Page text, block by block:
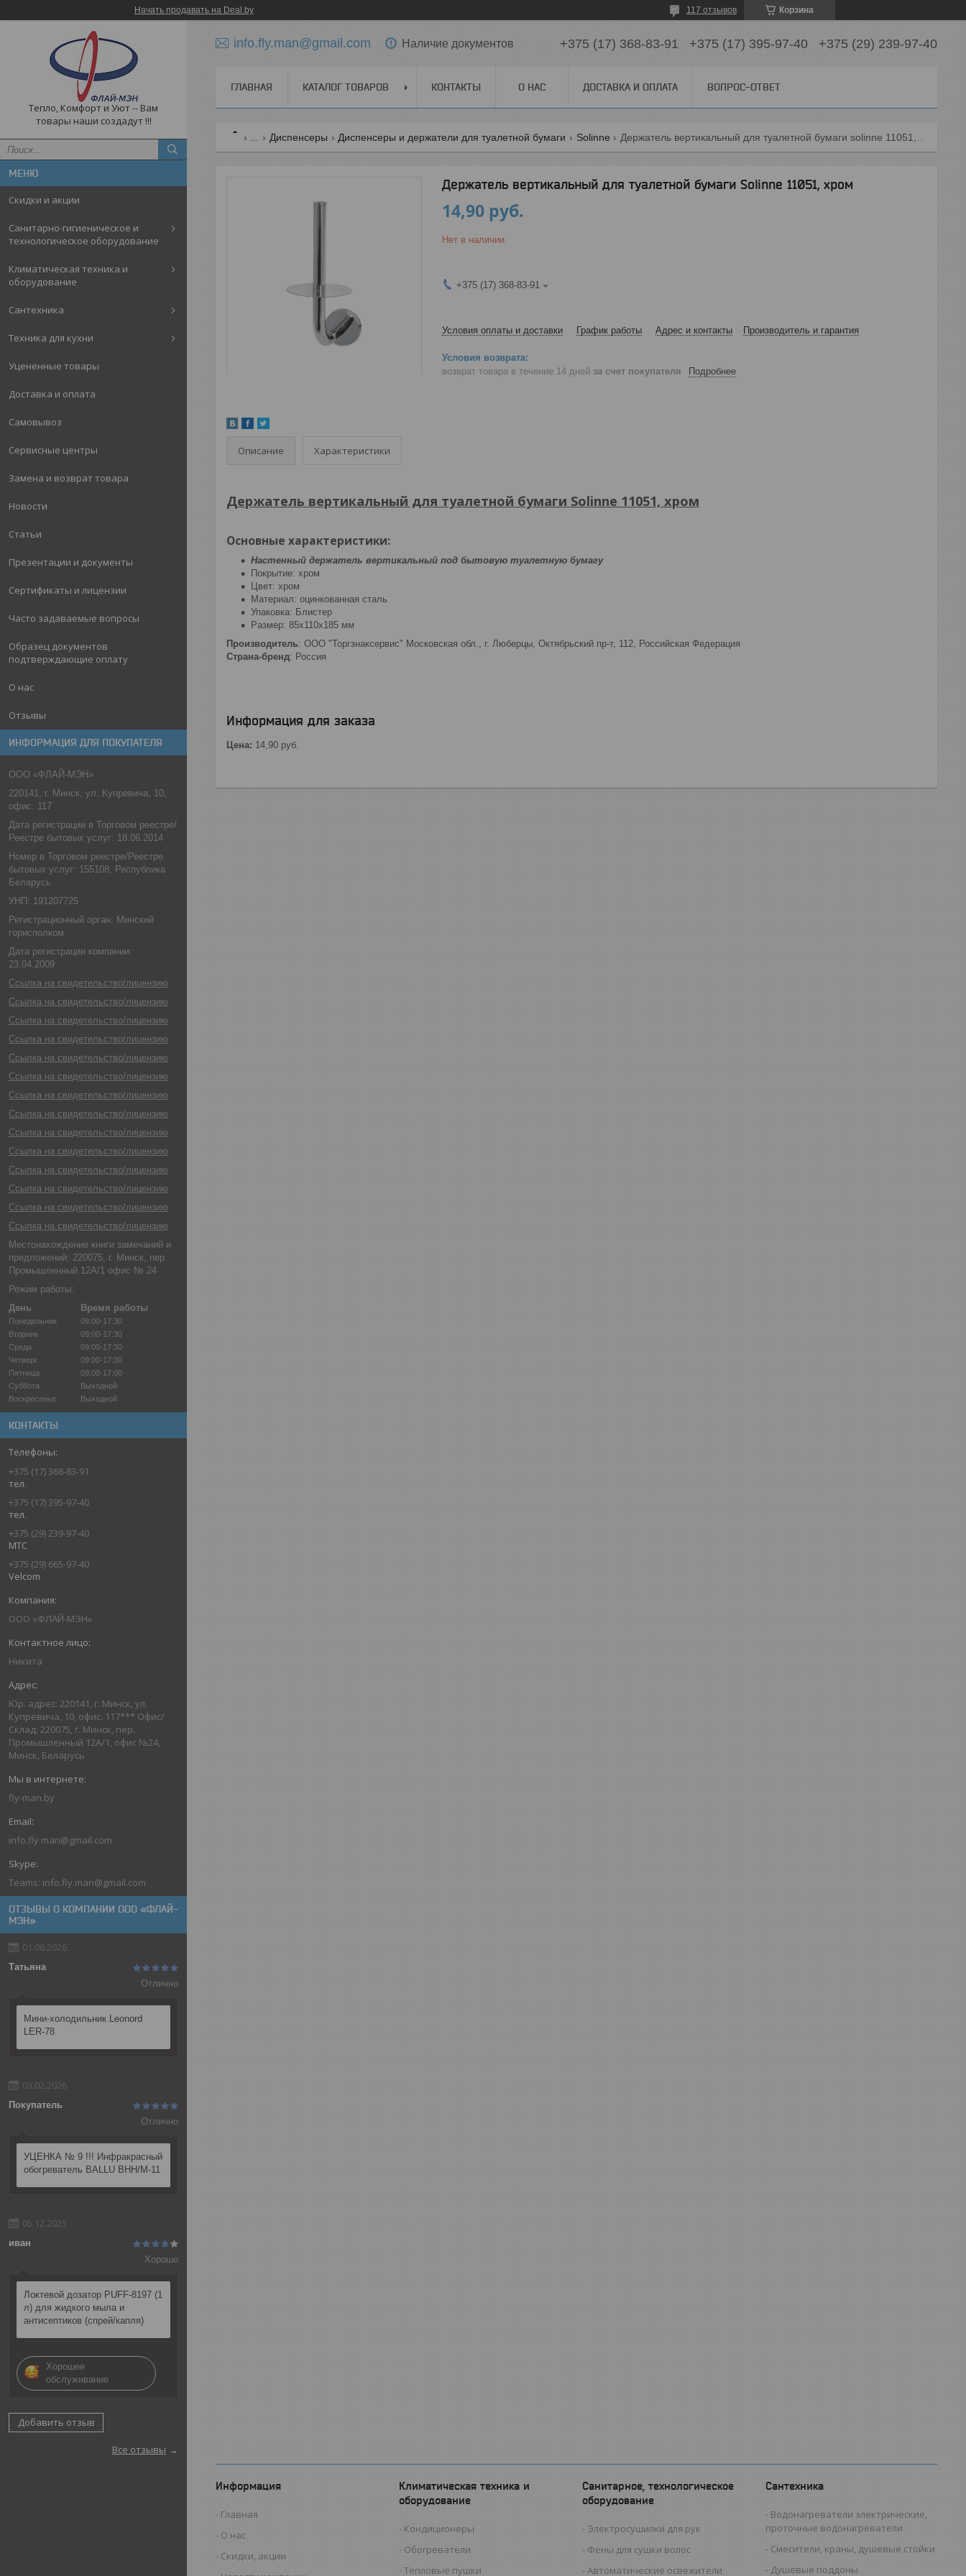
Начать продавать на Deal.by Корзина
117 отзывов
Тепло, Комфорт и Уют -- Вам
товары наши создадут !!!
Скидки и акции
Санитарно-гигиеническое и
технологическое оборудование
Климатическая техника и
оборудование
Cантехника
Техника для кухни
Уцененные товары
Доставка и оплата
Самовывоз
Сервисные центры
Замена и возврат товара
Новости
Статьи
Презентации и документы
Сертификаты и лицензии
Часто задаваемые вопросы
Образец документов
подтверждающие оплату
О нас
Отзывы
ИНФОРМАЦИЯ ДЛЯ ПОКУПАТЕЛЯ
ООО «ФЛАЙ-МЭН»
220141, г. Минск, ул. Купревича, 10,
офис. 117
Дата регистрации в Торговом реестре/
Реестре бытовых услуг: 18.06.2014
Номер в Торговом реестре/Реестре
бытовых услуг: 155108, Республика
Беларусь
УНП: 191207725
Регистрационный орган: Минский
горисполком
Дата регистрации компании:
23.04.2009
Ссылка на свидетельство/лицензию
Ссылка на свидетельство/лицензию
Ссылка на свидетельство/лицензию
Ссылка на свидетельство/лицензию
Ссылка на свидетельство/лицензию
Ссылка на свидетельство/лицензию
Ссылка на свидетельство/лицензию
Ссылка на свидетельство/лицензию
Ссылка на свидетельство/лицензию
Ссылка на свидетельство/лицензию
Ссылка на свидетельство/лицензию
Ссылка на свидетельство/лицензию
Ссылка на свидетельство/лицензию
Ссылка на свидетельство/лицензию
Местонахождение книги замечаний и
предложений: 220075, г. Минск, пер.
Промышленный 12А/1 офис № 24
Режим работы:
День
Время работы
Понедельник
09:00-17:30
Вторник
09:00-17:30
Среда
09:00-17:30
Четверг
09:00-17:30
Пятница
09:00-17:00
Суббота
Выходной
Воскресенье
Выходной
КОНТАКТЫ
+375 (17) 368-83-91
тел.
+375 (17) 395-97-40
тел.
+375 (29) 239-97-40
МТС
+375 (29) 665-97-40
Velcom
ООО «ФЛАЙ-МЭН»
Никита
Юр. адрес: 220141, г. Минск, ул.
Купревича, 10, офис. 117*** Офис/
Склад: 220075, г. Минск, пер.
Промышленный 12А/1, офис №24,
Минск, Беларусь
fly-man.by
info.fly.man@gmail.com
Teams: info.fly.man@gmail.com
ОТЗЫВЫ О КОМПАНИИ ООО «ФЛАЙ-
МЭН»
01.06.2026
Татьяна
Отлично
Мини-холодильник Leonord
LER-78
03.02.2026
Покупатель
Отлично
УЦЕНКА № 9 !!! Инфракрасный
обогреватель BALLU BHH/M-11
05.12.2025
иван
Хорошо
Локтевой дозатор PUFF-8197 (1
л) для жидкого мыла и
антисептиков (спрей/капля)
Хорошее
обслуживание
Добавить отзыв
Все отзывы
info.fly.man@gmail.com Наличие документов +375 (17) 368-83-91 +375 (17) 395-97-40 +375 (29) 239-97-40
ГЛАВНАЯ КАТАЛОГ ТОВАРОВ КОНТАКТЫ О НАС ДОСТАВКА И ОПЛАТА ВОПРОС-ОТВЕТ
Диспенсеры Диспенсеры и держатели для туалетной бумаги Solinne
Держатель вертикальный для туалетной бумаги Solinne 11051, хром
14,90 руб.
Нет в наличии
+375 (17) 368-83-91
Условия оплаты и доставки График работы Адрес и контакты Производитель и гарантия
возврат товара в течение 14 дней за счет покупателя Подробнее
Описание Характеристики
Держатель вертикальный для туалетной бумаги Solinne 11051, хром
Основные характеристики:
Настенный держатель вертикальный под бытовую туалетную бумагу
Покрытие: хром
Цвет: хром
Материал: оцинкованная сталь
Упаковка: Блистер
Размер: 85x110x185 мм
Производитель: ООО "Торгзнаксервис" Московская обл., г. Люберцы, Октябрьский пр-т, 112, Российская Федерация
Страна-бренд: Россия
Информация для заказа
Цена: 14,90 руб.
Информация
Главная
О нас
Скидки, акции
Климатическая техника и
оборудование
Кондиционеры
Обогреватели
Тепловые пушки
Санитарное, технологическое
оборудование
Электросушилки для рук
Фены для сушки волос
Автоматические освежители
Сантехника
Водонагреватели электрические,
проточные водонагреватели
Смесители, краны, душевые стойки
Душевые поддоны